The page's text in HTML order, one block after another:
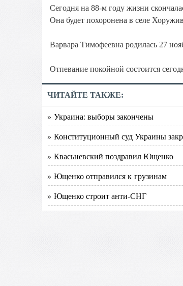
Сегодня на 88-м году жизни
Она будет похоронена в селе
Варвара Тимофеевна родилась 27
Отпевание покойной состоится
ЧИТАЙТЕ ТАКЖЕ:
» Украина: выборы закончены
» Конституционный суд Украины
» Квасьневский поздравил Ющенко
» Ющенко отправился к грузинам
» Ющенко строит анти-СНГ